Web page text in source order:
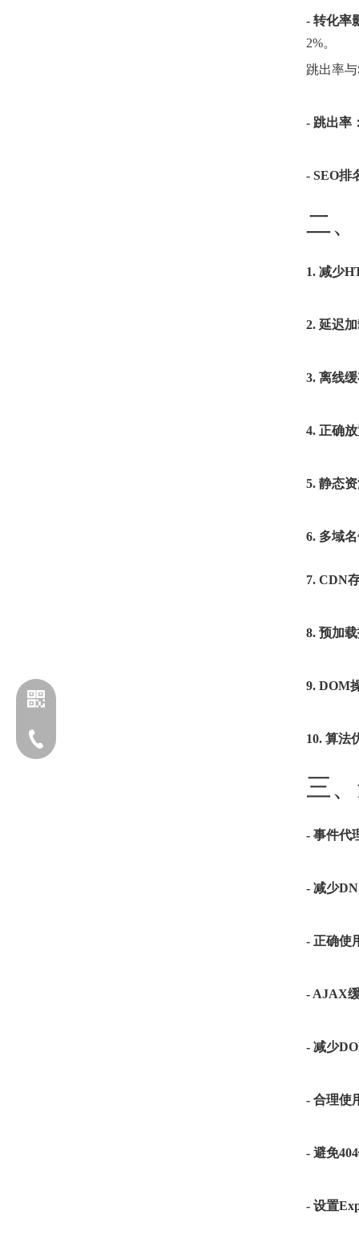
- 转化率
2%。
跳出率与
- 跳出率：
- SEO排
二
1. 减少
2. 延迟加
3. 离线缓
4. 正确放
5. 静态资
6. 多域名
7. CDN
8. 预加载
9. DOM
10. 算法
三
- 事件代
- 减少
- 正确使
- AJAX
- 减少
- 合理使
- 避免
- 设置